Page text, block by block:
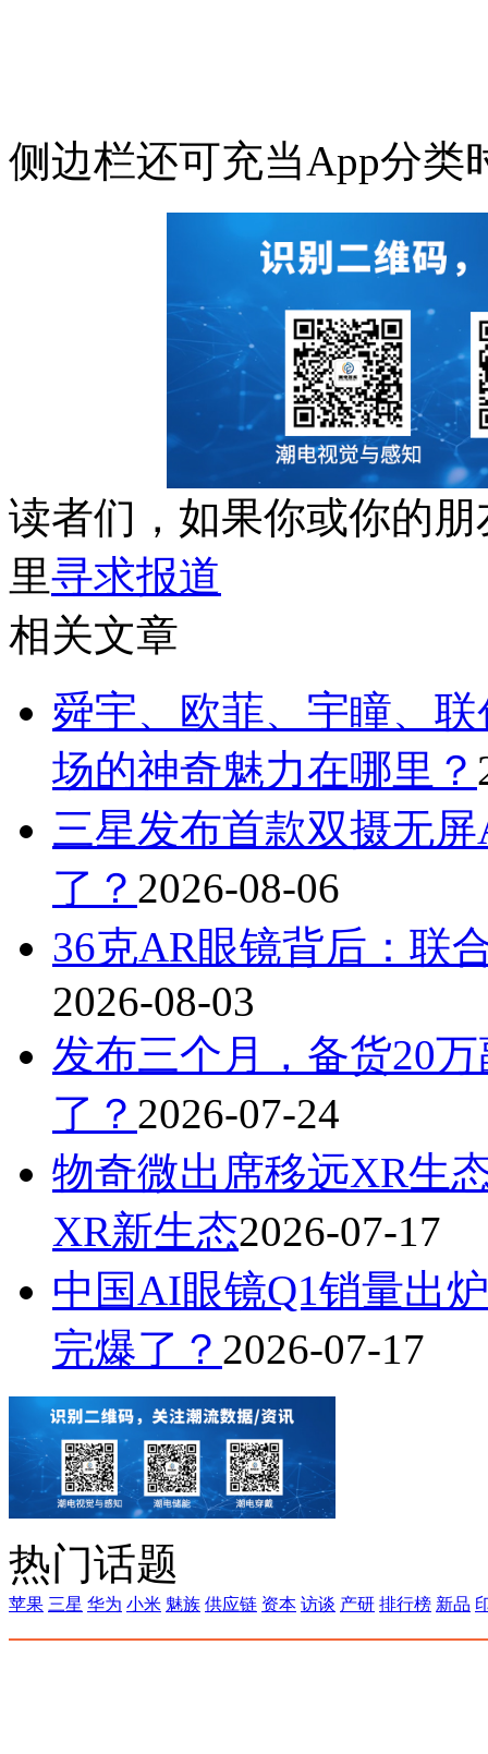
侧边栏还可充当App分类
读者们，如果你或你的
里寻求报道
相关文章
舜宇、欧菲、宇瞳、
场的神奇魅力在哪里？
三星发布首款双摄无
了？ 2026-08-06
36克AR眼镜背后：联
2026-08-03
发布三个月，备货20
了？ 2026-07-24
物奇微出席移远XR生
XR新生态2026-07-17
中国AI眼镜Q1销量出
完爆了？ 2026-07-17
热门话题
苹果 三星 华为 小米 魅族 供应链 资本 访谈 产研 排行榜 新品